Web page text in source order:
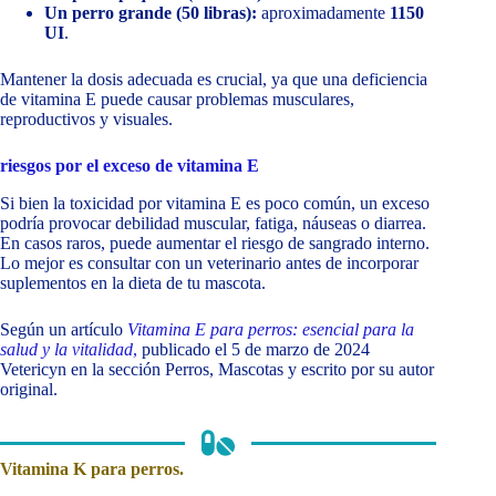
Un perro grande (50 libras): aproximadamente 1150
UI.
Mantener la dosis adecuada es crucial, ya que una deficiencia
de vitamina E puede causar problemas musculares,
reproductivos y visuales.
riesgos por el exceso de vitamina E
Si bien la toxicidad por vitamina E es poco común, un exceso
podría provocar debilidad muscular, fatiga, náuseas o diarrea.
En casos raros, puede aumentar el riesgo de sangrado interno.
Lo mejor es consultar con un veterinario antes de incorporar
suplementos en la dieta de tu mascota.
Según un artículo Vitamina E para perros: esencial para la
salud y la vitalidad, publicado el 5 de marzo de 2024
Vetericyn en la sección Perros, Mascotas y escrito por su autor
original.
Vitamina K para perros.